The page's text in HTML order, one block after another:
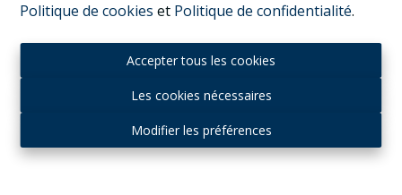
Politique de cookies et Politique de confidentialité.
Accepter tous les cookies
Les cookies nécessaires
Modifier les préférences
Housing and Humans srl
Chaussée de Louvain, 521